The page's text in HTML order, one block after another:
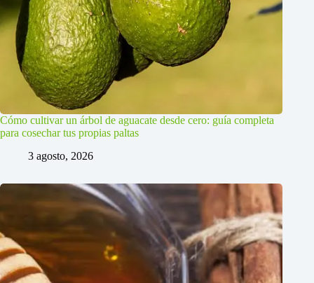
Cómo cultivar un árbol de aguacate desde cero: guía completa
para cosechar tus propias paltas
3 agosto, 2026